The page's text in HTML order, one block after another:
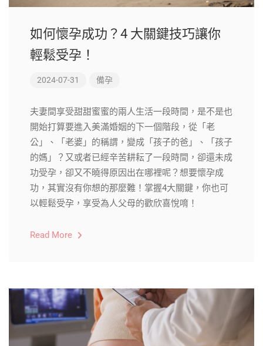
如何懷孕成功？4 大關鍵技巧讓你
輕鬆受孕！
2024-07-31 備孕
夫妻間享受甜甜蜜蜜的兩人生活一段時間，是不是也
開始打算要進入美滿婚姻的下一個階段，從「老
公」、「老婆」的稱謂，變成「孩子的爸」、「孩子
的媽」？又或者已經辛苦耕耘了一段時間，卻還未成
功受孕，卻又不曉得原因出在哪裡呢？想要懷孕成
功，其實沒有你想的那麼難！掌握4大關鍵，你也可
以輕鬆受孕，享受為人父母的歡欣喜悅唷！
Read More